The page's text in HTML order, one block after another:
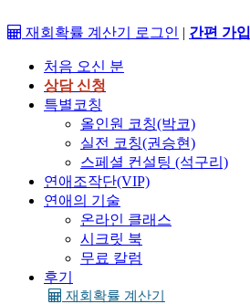
재회확률 계산기 로그인 | 간편 가입
처음 오신 분
상담 신청
특별코칭
올인원 코칭(박코)
실전 코칭(권승현)
스페셜 컨설팅 (석구리)
연애조작단(VIP)
연애의 기술
온라인 클래스
시크릿 북
무료 칼럼
후기
재회확률 계산기